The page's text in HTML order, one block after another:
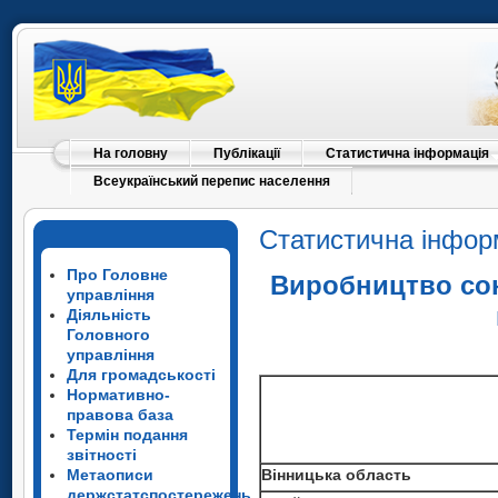
На головну Публікації
Статистична інформація
Всеукраїнський перепис населення
Про Головне
управління
Діяльність
Головного
управління
Для громадськості
Нормативно-
правова база
Термін подання
звітності
Метаописи
Статистична
Виробництво
Вінницька область
райони